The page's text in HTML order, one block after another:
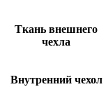
Ткань внешнего
чехла
Внутренний чехол